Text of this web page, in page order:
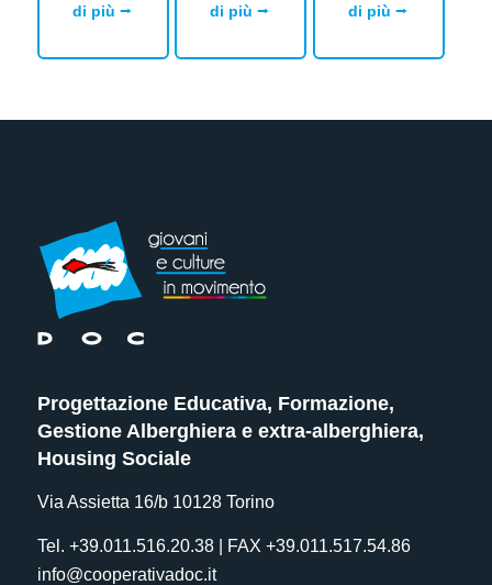
di più ⭢
di più ⭢
di più ⭢
Progettazione Educativa, Formazione,
Gestione Alberghiera e extra-alberghiera,
Housing Sociale
Via Assietta 16/b 10128 Torino
Tel. +39.011.516.20.38 | FAX +39.011.517.54.86
info@cooperativadoc.it